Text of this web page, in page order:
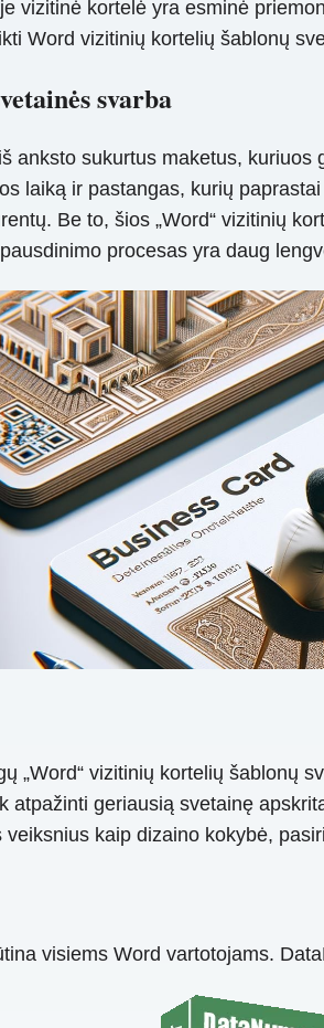
vizitinė kortelė yra esminė
Word vizitinių kortelių šablonų
svarba
anksto sukurtus maketus,
laiką ir pastangas, kurių
Be to, šios „Word“ vizitinių
procesas yra daug
„Word“ vizitinių kortelių šablonų
atpažinti geriausią svetainę
kaip dizaino kokybė,
visiems Word vartotojams.